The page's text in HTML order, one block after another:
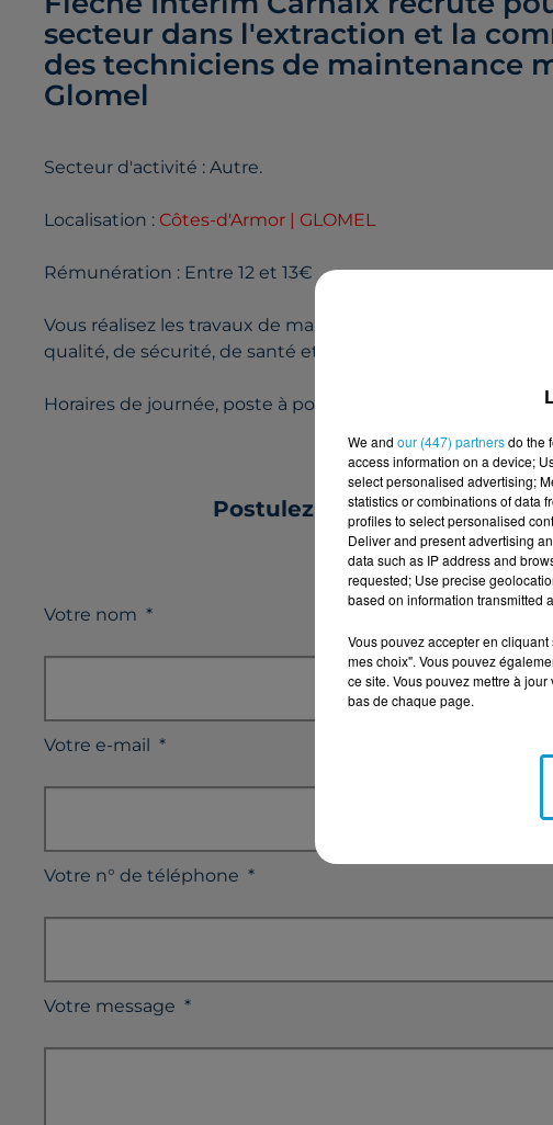
secteur dans l'extraction et la
des techniciens de maintenance
Glomel
Secteur d'activité : Autre.
Localisation : Côtes-d'Armor | GLOMEL
Rémunération : Entre 12 et 13€
Vous réalisez les travaux de maintenance curative,
qualité, de sécurité, de santé et d’environnement.
Horaires de journée, poste à pourvoir sur du long terme
Postulez à l'offre :
Votre nom *
Votre e-mail *
Votre n° de téléphone *
Votre message *
We and our (447) partnersdo the
access information on a device;
select personalised advertising;
statistics or combinations of data
profiles to select personalised
Deliver and present advertising
data such as IP address and
requested; Use precise
based on information transmitted
Vous pouvez accepter en
mes choix". Vous pouvez
ce site. Vous pouvez mettre à
bas de chaque page.